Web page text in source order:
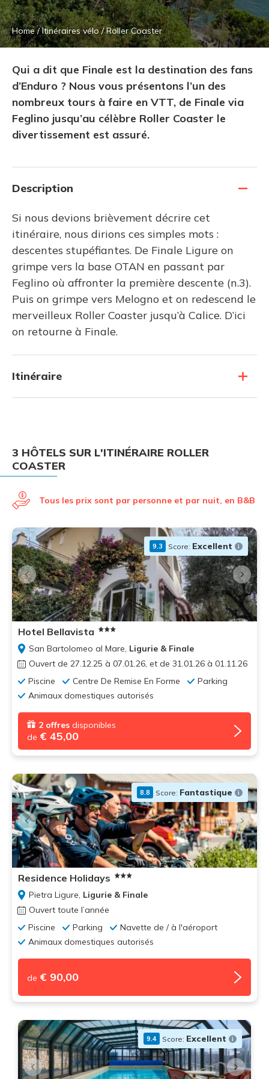
Home/Itinéraires vélo/Roller Coaster
Qui a dit que Finale est la destination des fans
d’Enduro ? Nous vous présentons l’un des
nombreux tours à faire en VTT, de Finale via
Feglino jusqu’au célèbre Roller Coaster le
divertissement est assuré.
Description
Si nous devions brièvement décrire cet
itinéraire, nous dirions ces simples mots :
descentes stupéfiantes. De Finale Ligure on
grimpe vers la base OTAN en passant par
Feglino où affronter la première descente (n.3).
Puis on grimpe vers Melogno et on redescend le
merveilleux Roller Coaster jusqu’à Calice. D’ici
on retourne à Finale.
Itinéraire
3 HÔTELS SUR L'ITINÉRAIRE ROLLER
COASTER
Tous les prix sont par personne et par nuit, en B&B
9.3 Score: Excellent
Hotel Bellavista
San Bartolomeo al Mare, Ligurie & Finale
Ouvert de 27.12.25 à 07.01.26, et de 31.01.26 à 01.11.26
Piscine
Centre De Remise En Forme
Parking
Animaux domestiques autorisés
2 offres disponibles
de € 45,00
8.8 Score: Fantastique
Residence Holidays
Pietra Ligure, Ligurie & Finale
Ouvert toute l’année
Piscine
Parking
Navette de / à l'aéroport
Animaux domestiques autorisés
de € 90,00
9.4 Score: Excellent